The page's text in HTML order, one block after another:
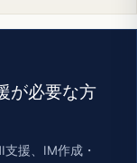
が必要な方
援、IM作成・